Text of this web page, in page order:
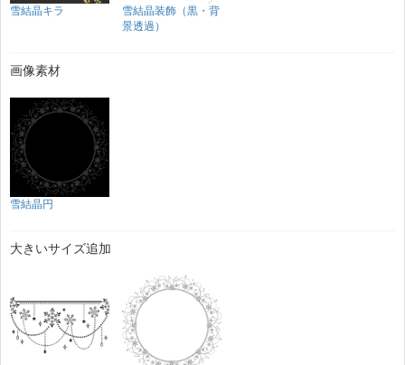
雪結晶キラ
雪結晶装飾（黒・背
景透過）
画像素材
雪結晶円
大きいサイズ追加